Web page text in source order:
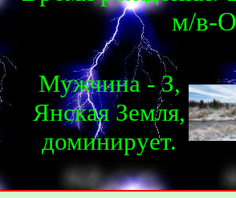
м/в-
Мужчина - З,
Янcкая Земля,
доминирует.